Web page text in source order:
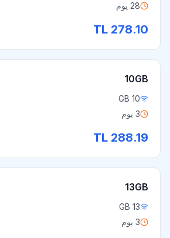
28 يوم
278.10
10GB
10 GB
3 يوم
288.19
13GB
13 GB
3 يوم